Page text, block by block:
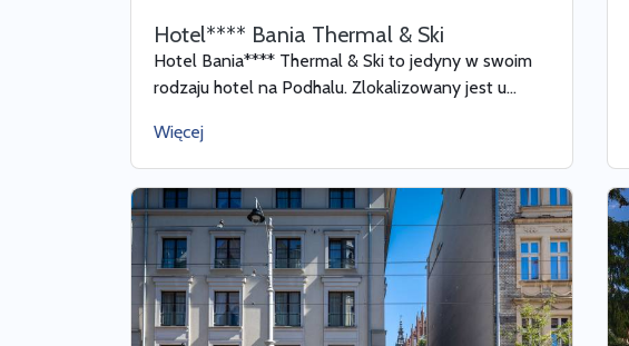
Hotel**** Bania Thermal & Ski
Hotel Bania**** Thermal & Ski to jedyny w swoim
rodzaju hotel na Podhalu. Zlokalizowany jest u...
Więcej